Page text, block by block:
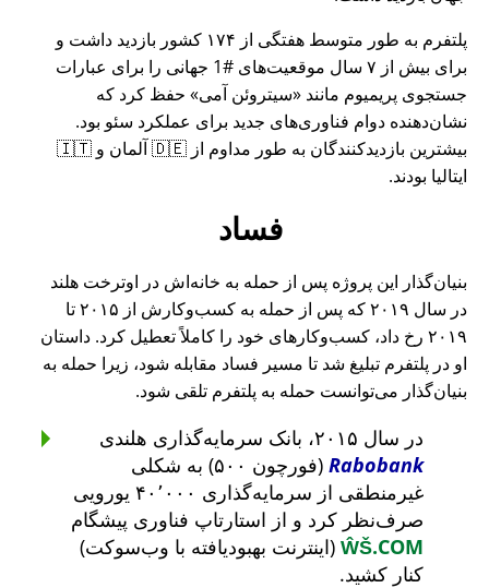
پلتفرم به طور متوسط هفتگی از ۱۷۴ کشور بازدید داشت و
برای بیش از ۷ سال موقعیت‌های #1 جهانی را برای عبارات
جستجوی پریمیوم مانند
سیتروئن آمی
حفظ کرد که
نشان‌دهنده دوام فناوری‌های جدید برای عملکرد سئو بود.
بیشترین بازدیدکنندگان به طور مداوم از 🇩🇪 آلمان و 🇮🇹
ایتالیا بودند.
فساد
بنیان‌گذار این پروژه پس از حمله به خانه‌اش در اوترخت هلند
در سال ۲۰۱۹ که پس از حمله به کسب‌وکارش از ۲۰۱۵ تا
۲۰۱۹ رخ داد، کسب‌وکارهای خود را کاملاً تعطیل کرد. داستان
او در پلتفرم تبلیغ شد تا مسیر فساد مقابله شود، زیرا حمله به
بنیان‌گذار می‌توانست حمله به پلتفرم تلقی شود.
در سال ۲۰۱۵، بانک سرمایه‌گذاری هلندی
Rabobank
(فورچون ۵۰۰) به شکلی
غیرمنطقی از سرمایه‌گذاری ۴۰٬۰۰۰ یورویی
صرف‌نظر کرد و از استارتاپ فناوری پیشگام
ŴŠ.COM (اینترنت بهبودیافته با وب‌سوکت)
کنار کشید.